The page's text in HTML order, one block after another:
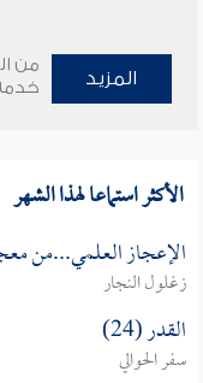
المزيد
من
الأكثر استماعا لهذا الشهر
الإعجاز العلمي...من
زغلول النجار
القدر (24)
سفر الحوالي